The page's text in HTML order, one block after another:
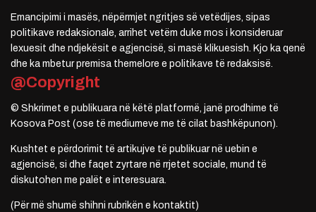
Emancipimi i masës, nëpërmjet ngritjes së vetëdijes, sipas
politikave redaksionale, arrihet vetëm duke mos i konsideruar
lexuesit dhe ndjekësit e agjencisë, si masë klikuesish. Kjo ka qenë
dhe ka mbetur premisa themelore e politikave të redaksisë.
@Copyright
© Shkrimet e publikuara në këtë platformë, janë prodhime të
Kosova Post (ose të mediumeve me të cilat bashkëpunon).
Kushtet e përdorimit të artikujve të publikuar në uebin e
agjencisë, si dhe faqet zyrtare në rrjetet sociale, mund të
diskutohen me palët e interesuara.
(Për më shumë shihni rubrikën e kontaktit)